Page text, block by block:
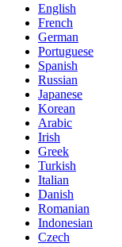
English
French
German
Portuguese
Spanish
Russian
Japanese
Korean
Arabic
Irish
Greek
Turkish
Italian
Danish
Romanian
Indonesian
Czech